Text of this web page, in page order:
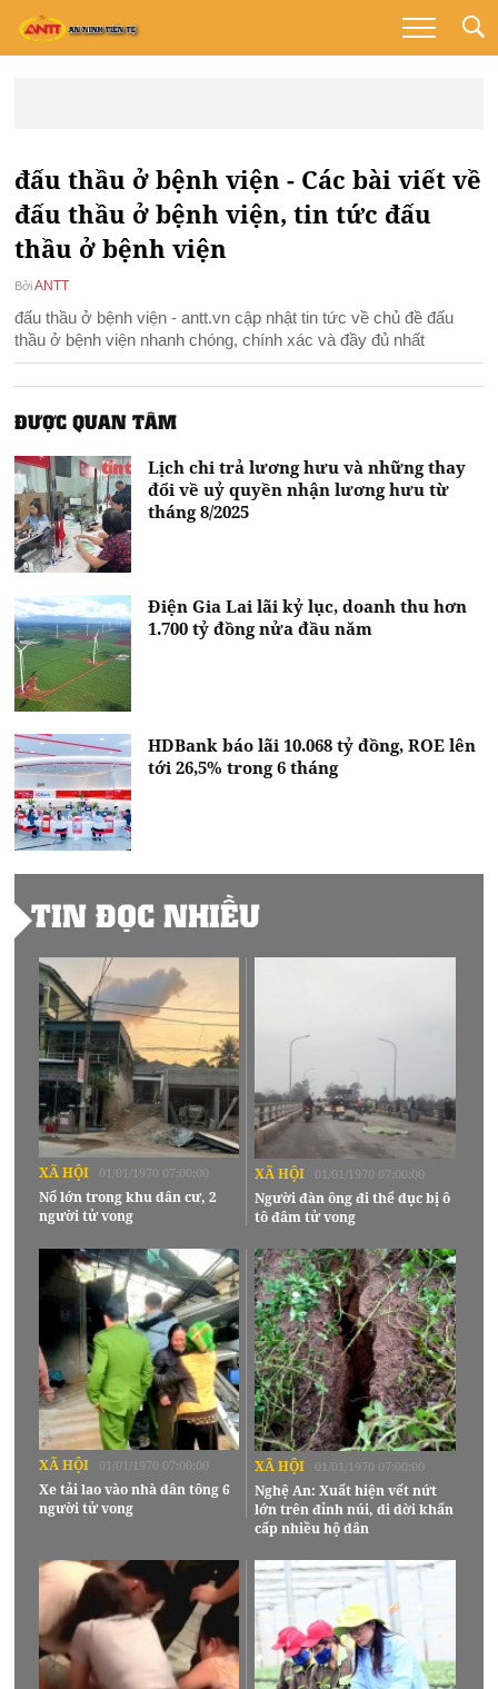
đấu thầu ở bệnh viện - Các bài viết về
đấu thầu ở bệnh viện, tin tức đấu
thầu ở bệnh viện
Bởi ANTT
đấu thầu ở bệnh viện - antt.vn cập nhật tin tức về chủ đề đấu
thầu ở bệnh viện nhanh chóng, chính xác và đầy đủ nhất
ĐƯỢC QUAN TÂM
Lịch chi trả lương hưu và những thay
đổi về uỷ quyền nhận lương hưu từ
tháng 8/2025
Điện Gia Lai lãi kỷ lục, doanh thu hơn
1.700 tỷ đồng nửa đầu năm
HDBank báo lãi 10.068 tỷ đồng, ROE lên
tới 26,5% trong 6 tháng
TIN ĐỌC NHIỀU
XÃ HỘI 01/01/1970 07:00:00
Nổ lớn trong khu dân cư, 2
người tử vong
XÃ HỘI 01/01/1970 07:00:00
Người đàn ông đi thể dục bị ô
tô đâm tử vong
XÃ HỘI 01/01/1970 07:00:00
Xe tải lao vào nhà dân tông 6
người tử vong
XÃ HỘI 01/01/1970 07:00:00
Nghệ An: Xuất hiện vết nứt
lớn trên đỉnh núi, di dời khẩn
cấp nhiều hộ dân